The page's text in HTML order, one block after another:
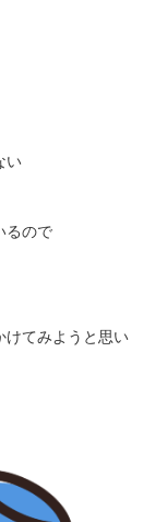
い
るので
てみようと思い